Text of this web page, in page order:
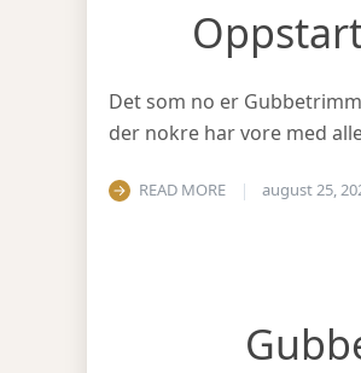
Det som no er
der nokre har vore med
READ MORE august 25,